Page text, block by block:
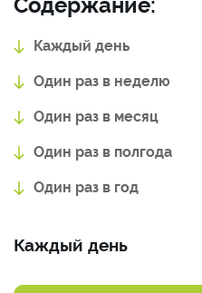
Каждый день
Один раз в неделю
Один раз в месяц
Один раз в полгода
Один раз в год
Каждый день